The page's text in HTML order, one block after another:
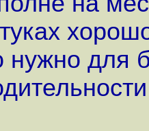
нужно для